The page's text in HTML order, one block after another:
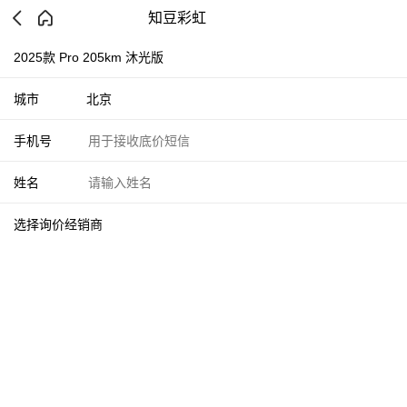
知豆彩虹
2025款 Pro 205km 沐光版
城市 北京
手机号
姓名
选择询价经销商